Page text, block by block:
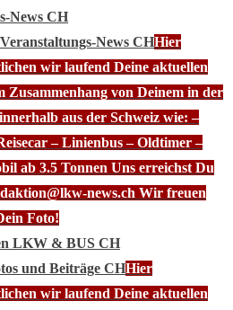
News CH
News CHHier
wir laufend Deine aktuellen
Zusammenhang von Deinem in der
aus der Schweiz wie: –
– Linienbus – Oldtimer –
ab 3.5 Tonnen Uns erreichst Du
news.ch Wir freuen
Foto!
LKW & BUS CH
und Beiträge CHHier
wir laufend Deine aktuellen